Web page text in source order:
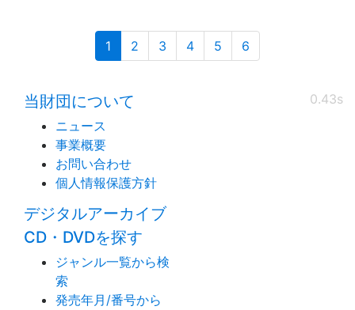
1 (current)
2 3 4 5 6
0.43s
当財団について
ニュース
事業概要
お問い合わせ
個人情報保護方針
デジタルアーカイブ
CD・DVDを探す
ジャンル一覧から検
索
発売年月/番号から